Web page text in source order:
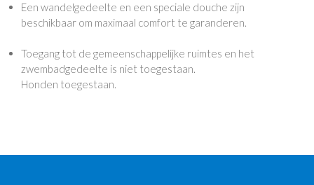
Een wandelgedeelte en een speciale douche zijn
beschikbaar om maximaal comfort te garanderen.
Toegang tot de gemeenschappelijke ruimtes en het
zwembadgedeelte is niet toegestaan.
Honden toegestaan.